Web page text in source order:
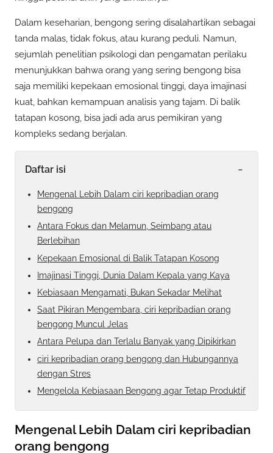
Dalam keseharian, bengong sering disalahartikan sebagai
tanda malas, tidak fokus, atau kurang peduli. Namun,
sejumlah penelitian psikologi dan pengamatan perilaku
menunjukkan bahwa orang yang sering bengong bisa
saja memiliki kepekaan emosional tinggi, daya imajinasi
kuat, bahkan kemampuan analisis yang tajam. Di balik
tatapan kosong, bisa jadi ada arus pemikiran yang
kompleks sedang berjalan.
Daftar isi -
Mengenal Lebih Dalam ciri kepribadian orang
bengong
Antara Fokus dan Melamun, Seimbang atau
Berlebihan
Kepekaan Emosional di Balik Tatapan Kosong
Imajinasi Tinggi, Dunia Dalam Kepala yang Kaya
Kebiasaan Mengamati, Bukan Sekadar Melihat
Saat Pikiran Mengembara, ciri kepribadian orang
bengong Muncul Jelas
Antara Pelupa dan Terlalu Banyak yang Dipikirkan
ciri kepribadian orang bengong dan Hubungannya
dengan Stres
Mengelola Kebiasaan Bengong agar Tetap Produktif
Mengenal Lebih Dalam ciri kepribadian
orang bengong